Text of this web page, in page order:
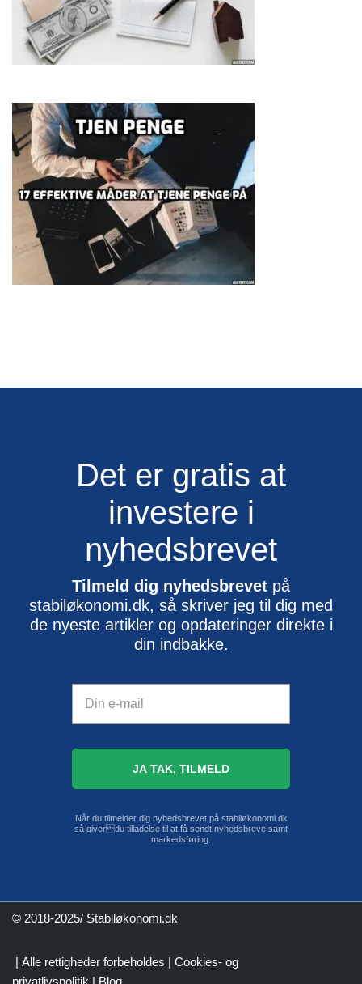
Det er gratis at
investere i
nyhedsbrevet
Tilmeld dig nyhedsbrevet på
stabiløkonomi.dk, så skriver jeg til dig med
de nyeste artikler og opdateringer direkte i
din indbakke.
Når du tilmelder dig nyhedsbrevet på stabiløkonomi.dk
så giverdu tilladelse til at få sendt nyhedsbreve samt
markedsføring.
© 2018-2025/ Stabiløkonomi.dk
| Alle rettigheder forbeholdes | Cookies- og
privatlivspolitik | Blog